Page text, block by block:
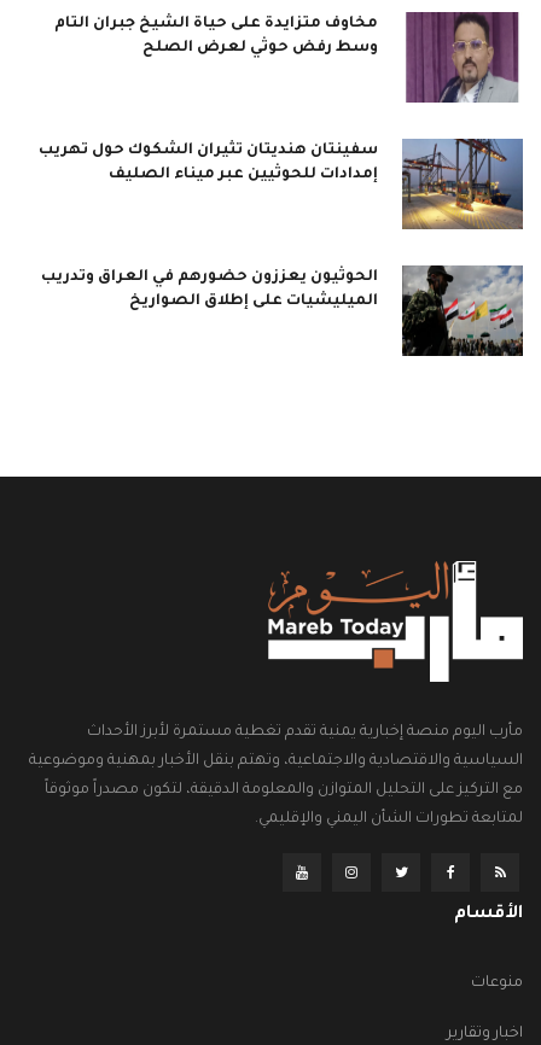
مخاوف متزايدة على حياة الشيخ جبران التام
وسط رفض حوثي لعرض الصلح
سفينتان هنديتان تثيران الشكوك حول تهريب
إمدادات للحوثيين عبر ميناء الصليف
الحوثيون يعززون حضورهم في العراق وتدريب
الميليشيات على إطلاق الصواريخ
مأرب اليوم منصة إخبارية يمنية تقدم تغطية مستمرة لأبرز الأحداث
السياسية والاقتصادية والاجتماعية، وتهتم بنقل الأخبار بمهنية وموضوعية
مع التركيز على التحليل المتوازن والمعلومة الدقيقة، لتكون مصدراً موثوقاً
لمتابعة تطورات الشأن اليمني والإقليمي.
الأقسام
منوعات
اخبار وتقارير